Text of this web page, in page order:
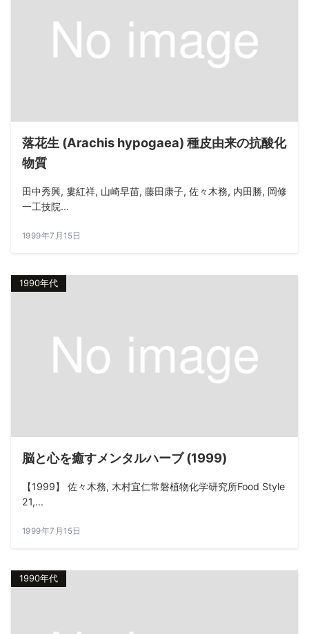
落花生 (Arachis hypogaea) 種皮由来の抗酸化
物質
田中秀興, 婁紅祥, 山崎早苗, 藤田康子, 佐々木務, 内田勝, 岡修
一工技院...
1999年7月15日
1990年代
脳と心を癒すメンタルハーブ (1999)
【1999】 佐々木務, 木村宜仁常磐植物化学研究所Food Style
21,...
1999年7月15日
1990年代